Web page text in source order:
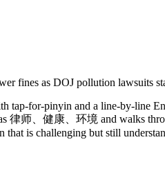
fines as DOJ pollution lawsuits
tap-for-pinyin and a line-by-line
律师、健康、环境 and walks
is challenging but still